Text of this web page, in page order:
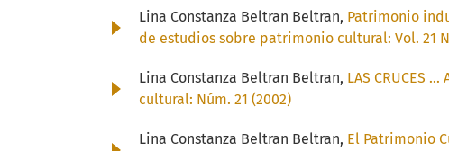
Lina Constanza Beltran Beltran, Patrimonio
de estudios sobre patrimonio cultural: Vol. 21
Lina Constanza Beltran Beltran, LAS CRUCES ...
cultural: Núm. 21 (2002)
Lina Constanza Beltran Beltran, El Patrimonio